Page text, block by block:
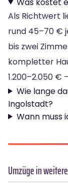
Als Richtwert
rund 45–70 €
bis zwei
kompletter
1.200–2.050 €
Wie lange
Ingolstadt?
Wann muss
Umzüge in